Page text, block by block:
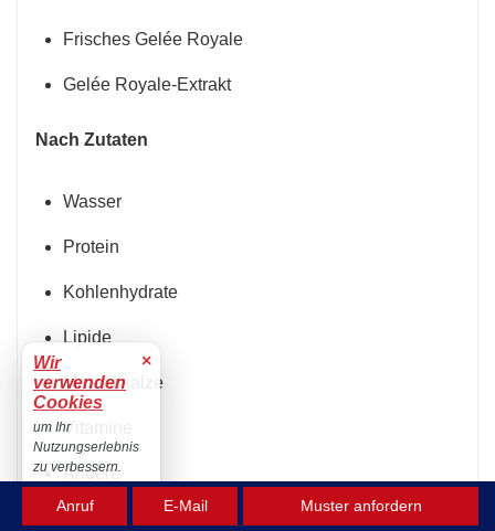
Frisches Gelée Royale
Gelée Royale-Extrakt
Nach Zutaten
Wasser
Protein
Kohlenhydrate
Lipide
Mineralsalze
Vitamine
Andere
Anruf E-Mail Muster anfordern
Wir
verwenden
Cookies
×
um Ihr
Nutzungserlebnis
zu verbessern.